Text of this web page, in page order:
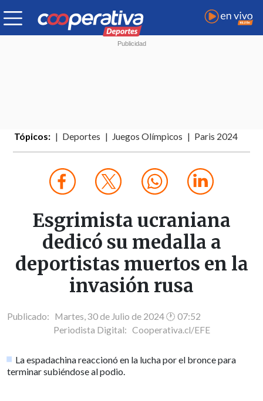
Tópicos: Deportes Juegos Olímpicos Paris 2024
Esgrimista ucraniana
dedicó su medalla a
deportistas muertos en la
invasión rusa
Publicado: Martes, 30 de Julio de 2024 🕐 07:52
Periodista Digital: Cooperativa.cl/EFE
La espadachina reaccionó en la lucha por el bronce para
terminar subiéndose al podio.